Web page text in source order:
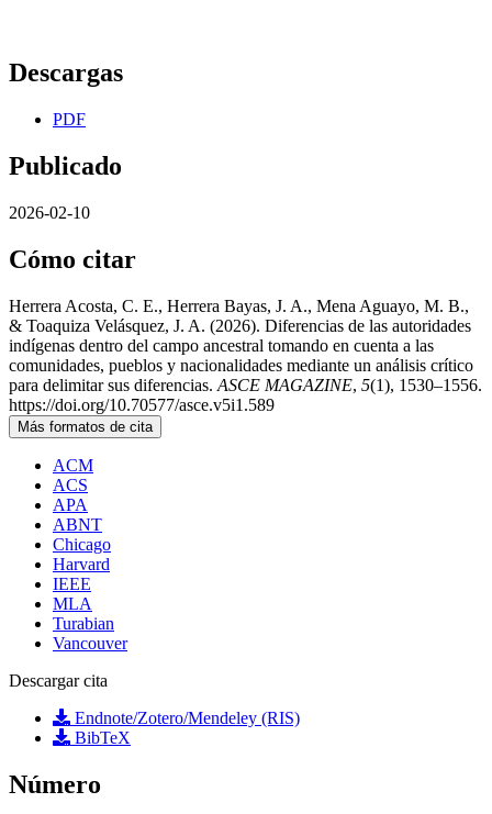
Descargas
PDF
Publicado
2026-02-10
Cómo citar
Herrera Acosta, C. E., Herrera Bayas, J. A., Mena Aguayo, M. B.,
& Toaquiza Velásquez, J. A. (2026). Diferencias de las autoridades
indígenas dentro del campo ancestral tomando en cuenta a las
comunidades, pueblos y nacionalidades mediante un análisis crítico
para delimitar sus diferencias. ASCE MAGAZINE, 5(1), 1530–1556.
https://doi.org/10.70577/asce.v5i1.589
Más formatos de cita
ACM
ACS
APA
ABNT
Chicago
Harvard
IEEE
MLA
Turabian
Vancouver
Descargar cita
Endnote/Zotero/Mendeley (RIS)
BibTeX
Número